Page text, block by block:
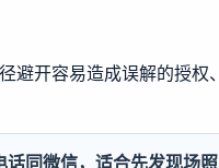
开容易造成误解的授权、
话同微信，适合先发现场照